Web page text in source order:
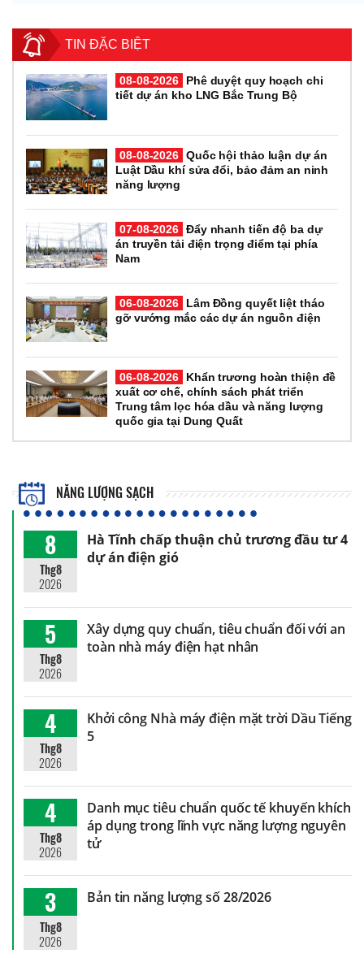
TIN ĐẶC BIỆT
08-08-2026
Phê duyệt quy hoạch chi
tiết dự án kho LNG Bắc Trung Bộ
08-08-2026 Quốc hội thảo luận dự án
Luật Dầu khí sửa đổi, bảo đảm an ninh
năng lượng
07-08-2026 Đẩy nhanh tiến độ ba dự
án truyền tải điện trọng điểm tại phía
Nam
06-08-2026
Lâm Đồng quyết liệt tháo
gỡ vướng mắc các dự án nguồn điện
06-08-2026
Khẩn trương hoàn thiện đề
xuất cơ chế, chính sách phát triển
Trung tâm lọc hóa dầu và năng lượng
quốc gia tại Dung Quất
NĂNG LƯỢNG SẠCH
8
Thg8
2026
Hà Tĩnh chấp thuận chủ trương đầu tư 4
dự án điện gió
5
Thg8
2026
Xây dựng quy chuẩn, tiêu chuẩn đối với an
toàn nhà máy điện hạt nhân
4
Thg8
2026
Khởi công Nhà máy điện mặt trời Dầu Tiếng
5
4
Thg8
2026
Danh mục tiêu chuẩn quốc tế khuyến khích
áp dụng trong lĩnh vực năng lượng nguyên
tử
3
Thg8
2026
Bản tin năng lượng số 28/2026